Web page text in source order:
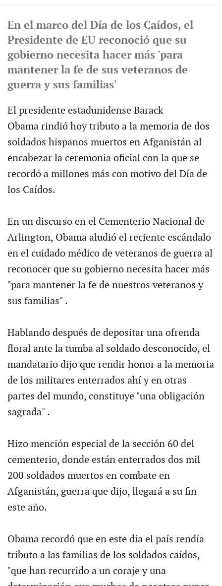
En el marco del Día de los Caídos, el
Presidente de EU reconoció que su
gobierno necesita hacer más 'para
mantener la fe de sus veteranos de
guerra y sus familias'
El presidente estadunidense Barack
Obama rindió hoy tributo a la memoria de dos
soldados hispanos muertos en Afganistán al
encabezar la ceremonia oficial con la que se
recordó a millones más con motivo del Día de
los Caídos.
En un discurso en el Cementerio Nacional de
Arlington, Obama aludió el reciente escándalo
en el cuidado médico de veteranos de guerra al
reconocer que su gobierno necesita hacer más
"para mantener la fe de nuestros veteranos y
sus familias" .
Hablando después de depositar una ofrenda
floral ante la tumba al soldado desconocido, el
mandatario dijo que rendir honor a la memoria
de los militares enterrados ahí y en otras
partes del mundo, constituye "una obligación
sagrada" .
Hizo mención especial de la sección 60 del
cementerio, donde están enterrados dos mil
200 soldados muertos en combate en
Afganistán, guerra que dijo, llegará a su fin
este año.
Obama recordó que en este día el país rendía
tributo a las familias de los soldados caídos,
"que han recurrido a un coraje y una